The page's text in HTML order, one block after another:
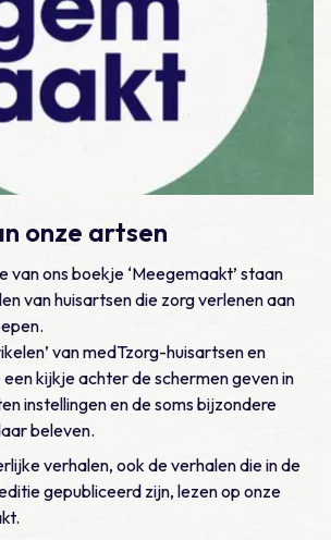
onze artsen
van ons boekje ‘Meegemaakt’ staan
van huisartsen die zorg verlenen aan
van medTzorg-huisartsen en
kijkje achter de schermen geven in
instellingen en de soms bijzondere
beleven.
verhalen, ook de verhalen die in de
gepubliceerd zijn, lezen op onze